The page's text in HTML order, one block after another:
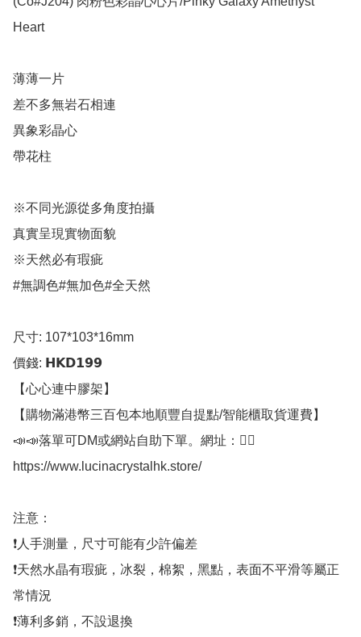
Heart
薄薄一片
差不多無岩石相連
異象彩晶心
帶花柱
※不同光源從多角度拍攝
真實呈現實物面貌
※天然必有瑕疵
#無調色#無加色#全天然
尺寸: 107*103*16mm
價錢: 𝗛𝗞𝗗𝟭𝟵𝟵
【心心連中膠架】
【購物滿港幣三百包本地順豐自提點/智能櫃取貨運費】
📣📣落單可DM或網站自助下單。網址：👇🏻
https://www.lucinacrystalhk.store/
注意：
❗人手測量，尺寸可能有少許偏差
❗天然水晶有瑕疵，冰裂，棉絮，黑點，表面不平滑等屬正
常情況
❗薄利多銷，不設退換